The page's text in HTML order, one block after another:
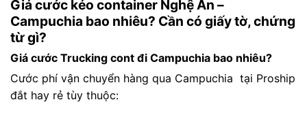
Giá cước kéo container Nghệ An –
Campuchia bao nhiêu? Cần có giấy tờ, chứng
từ gì?
Giá cước Trucking cont đi Campuchia bao nhiêu?
Cước phí vận chuyển hàng qua Campuchia tại Proship
đắt hay rẻ tùy thuộc: